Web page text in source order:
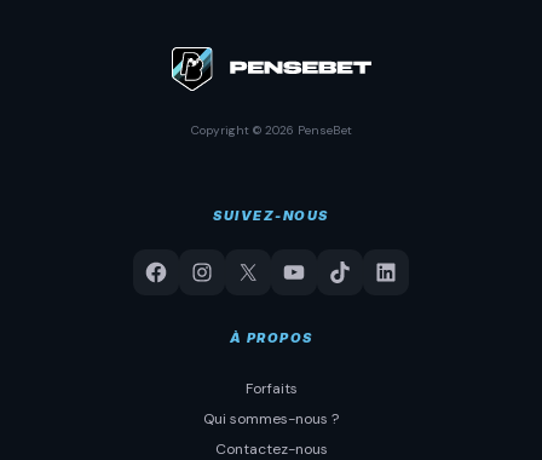
Copyright © 2026 PenseBet
SUIVEZ-NOUS
À PROPOS
Forfaits
Qui sommes-nous ?
Contactez-nous